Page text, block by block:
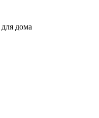
дома